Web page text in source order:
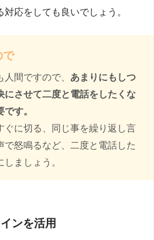
応をしても良いでしょう。
で
間ですので、 あまりにもしつ
にさせて二度と電話をしたくな
す。
ぐに切る、同じ事を繰り返し言
で怒鳴るなど、二度と電話した
ましょう。
ンを活用